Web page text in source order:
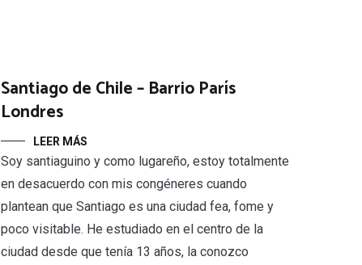
Santiago de Chile – Barrio París
Londres
LEER MÁS
Soy santiaguino y como lugareño, estoy totalmente
en desacuerdo con mis congéneres cuando
plantean que Santiago es una ciudad fea, fome y
poco visitable. He estudiado en el centro de la
ciudad desde que tenía 13 años, la conozco